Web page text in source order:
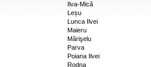
Ilva-Mică
Leșu
Lunca Ilvei
Maieru
Mărişelu
Parva
Poiana Ilvei
Rodna